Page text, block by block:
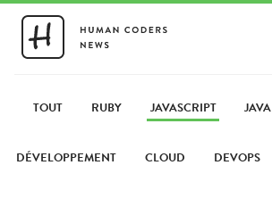
PARTAGER UN LIEN
TOUT RUBY JAVASCRIPT JAVA
DÉVELOPPEMENT CLOUD DEVOPS